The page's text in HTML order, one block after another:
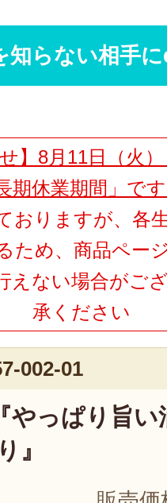
知らない相手
】8月11日（火
期休業期間」で
おりますが、各
ため、商品ペー
えない場合がご
承ください
002-01
『やっぱり旨
り』